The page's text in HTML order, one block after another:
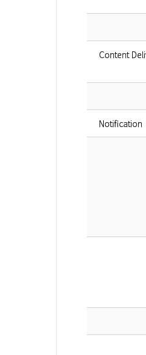
Content
Notification